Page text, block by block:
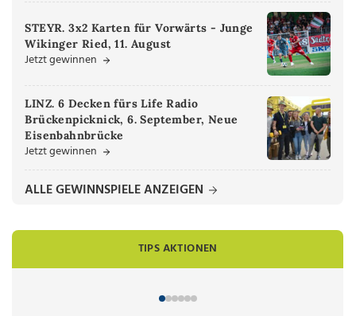
STEYR. 3x2 Karten für Vorwärts - Junge
Wikinger Ried, 11. August
Jetzt gewinnen
LINZ. 6 Decken fürs Life Radio
Brückenpicknick, 6. September, Neue
Eisenbahnbrücke
Jetzt gewinnen
ALLE GEWINNSPIELE ANZEIGEN
TIPS AKTIONEN